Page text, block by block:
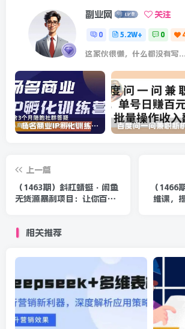
副业网 关注
0 5.2W+ 0 4
这家伙很懒，什么都没有写...
杨名商业IP孵化训练营，从商业到内容到转化一站式学 价值5980元
上一篇
（1463期）斜杠蜻蜓·闲鱼
无货源暴利项目：让你百分
（1466
维课，
相关推荐